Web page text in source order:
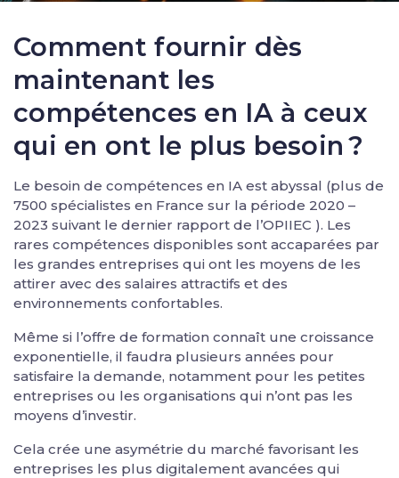
Comment fournir dès
maintenant les
compétences en IA à ceux
qui en ont le plus besoin ?
Le besoin de compétences en IA est abyssal (plus de
7500 spécialistes en France sur la période 2020 –
2023 suivant le dernier rapport de l’OPIIEC ). Les
rares compétences disponibles sont accaparées par
les grandes entreprises qui ont les moyens de les
attirer avec des salaires attractifs et des
environnements confortables.
Même si l’offre de formation connaît une croissance
exponentielle, il faudra plusieurs années pour
satisfaire la demande, notamment pour les petites
entreprises ou les organisations qui n’ont pas les
moyens d’investir.
Cela crée une asymétrie du marché favorisant les
entreprises les plus digitalement avancées qui